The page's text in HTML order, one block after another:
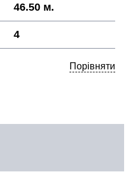
46.50 м.
4
Порівняти